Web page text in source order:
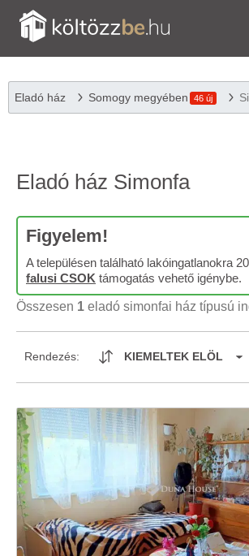
Eladó ház Somogy megyében 46 új
Eladó ház Simonfa
Figyelem!
A településen található lakóingatlanokra
falusi CSOK támogatás vehető igénybe.
Összesen 1 eladó simonfai ház típusú
Rendezés: KIEMELTEK ELÖL